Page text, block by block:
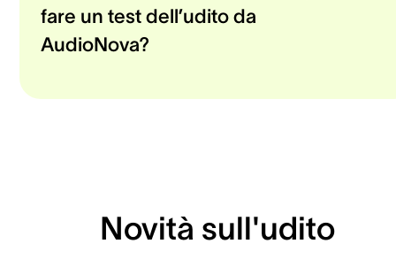
fare un test dell’udito da
AudioNova?
Novità sull'udito